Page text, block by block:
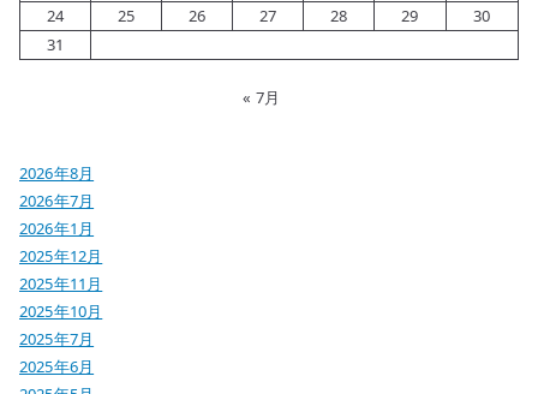
24
25 26 27 28 29
30
31
« 7月
2026年8月
2026年7月
2026年1月
2025年12月
2025年11月
2025年10月
2025年7月
2025年6月